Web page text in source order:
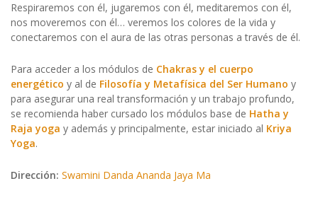
Respiraremos con él, jugaremos con él, meditaremos con él,
nos moveremos con él… veremos los colores de la vida y
conectaremos con el aura de las otras personas a través de él.
Para acceder a los módulos de Chakras y el cuerpo
energético y al de Filosofía y Metafísica del Ser Humano y
para asegurar una real transformación y un trabajo profundo,
se recomienda haber cursado los módulos base de Hatha y
Raja yoga y además y principalmente, estar iniciado al Kriya
Yoga.
Dirección: Swamini Danda Ananda Jaya Ma